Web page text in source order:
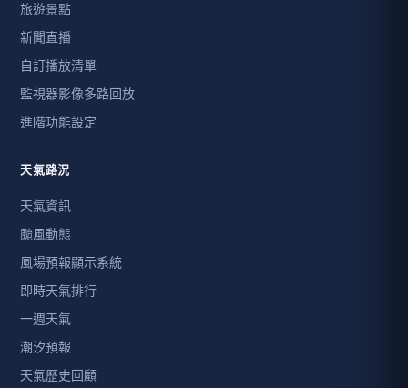
旅遊景點
新聞直播
自訂播放清單
監視器影像多路回放
進階功能設定
天氣路況
天氣資訊
颱風動態
風場預報顯示系統
即時天氣排行
一週天氣
潮汐預報
天氣歷史回顧